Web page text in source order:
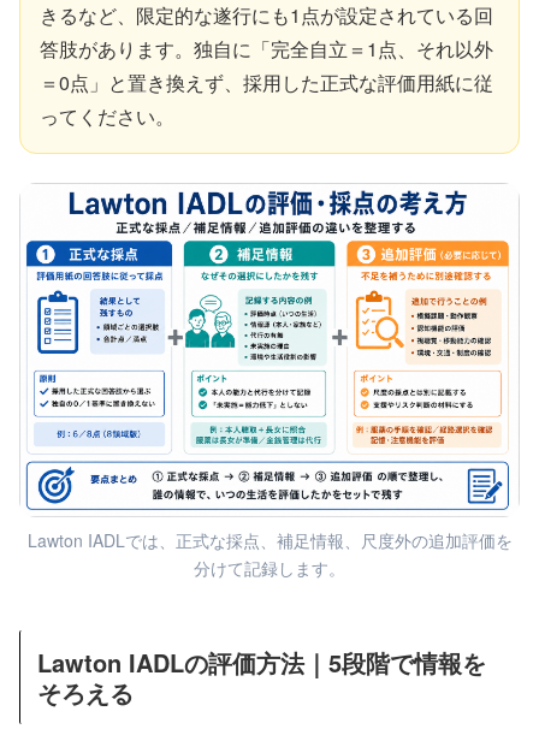
きるなど、限定的な遂行にも1点が設定されている回
答肢があります。独自に「完全自立＝1点、それ以外
＝0点」と置き換えず、採用した正式な評価用紙に従
ってください。
Lawton IADLでは、正式な採点、補足情報、尺度外の追加評価を
分けて記録します。
Lawton IADLの評価方法｜5段階で情報を
そろえる